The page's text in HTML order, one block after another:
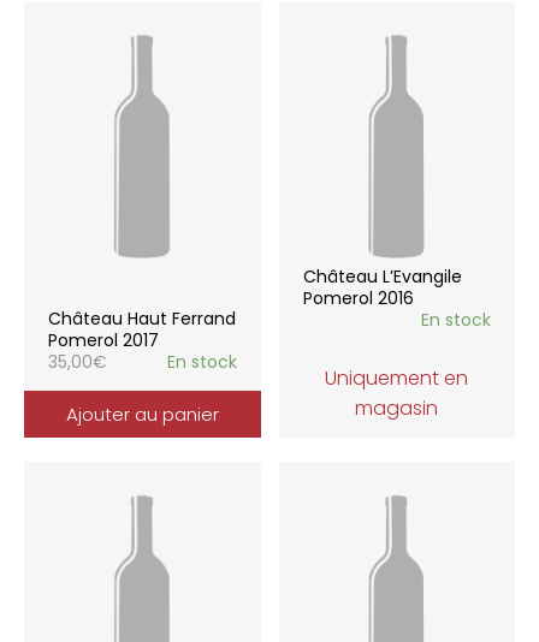
Château Haut Ferrand
Pomerol 2017
35,00€ En stock
Ajouter au panier
Château L’Evangile
Pomerol 2016
En stock
Uniquement en
magasin